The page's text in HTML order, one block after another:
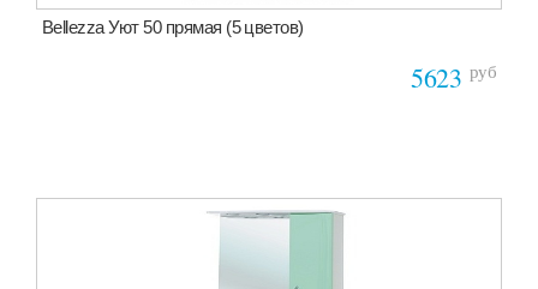
Bellezza Уют 50 прямая (5 цветов)
5623 руб